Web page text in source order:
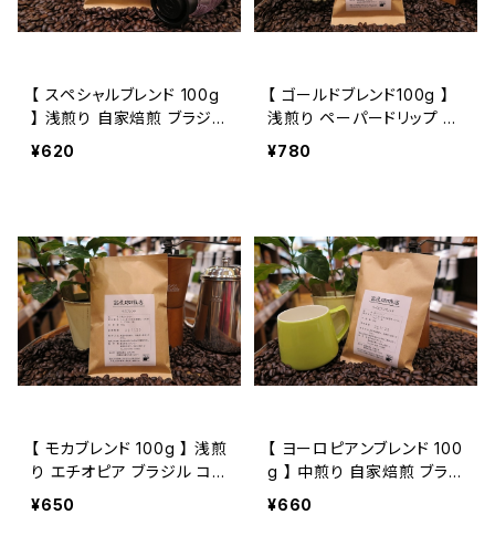
【 スペシャルブレンド 100g
】 浅煎り 自家焙煎 ブラジル
コロンビア トミヤコーヒ
¥620
【 ゴールドブレンド100g 】
浅煎り ペーパードリップ ブ
ラジル コロンビア グァテマ
¥780
【 モカブレンド 100g 】 浅煎
り エチオピア ブラジル コ
ロンビア他 フルーティー ト
¥650
【 ヨーロピアンブレンド 100
g 】 中煎り 自家焙煎 ブラ
ジル コロンビア グァテマラ
¥660